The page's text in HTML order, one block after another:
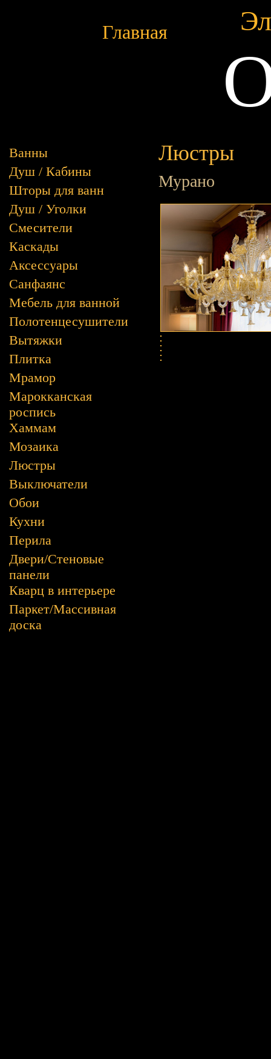
Главная
Ванны
Душ / Кабины
Шторы для ванн
Душ / Уголки
Смесители
Каскады
Аксессуары
Санфаянс
Мебель для ванной
Полотенцесушители
Вытяжки
Плитка
Мрамор
Марокканская
роспись
Хаммам
Мозаика
Люстры
Выключатели
Обои
Кухни
Перила
Двери/Стеновые
панели
Кварц в интерьере
Паркет/Массивная
доска
Люстры
Мурано